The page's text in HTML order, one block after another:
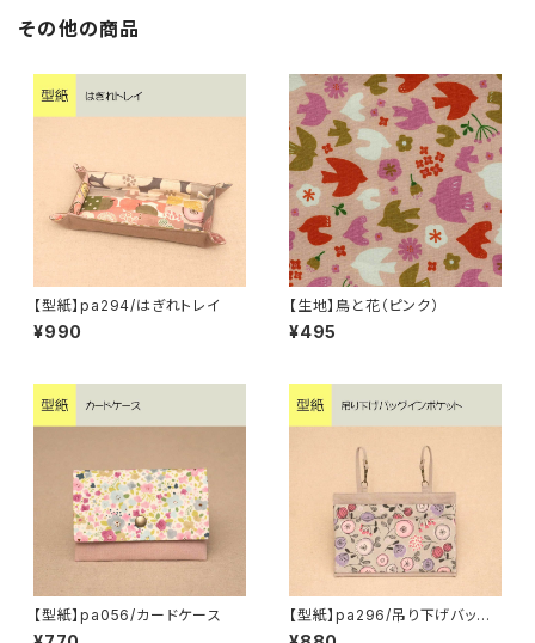
その他の商品
【型紙】pa294/はぎれトレイ
¥990
【生地】鳥と花（ピンク）
¥495
【型紙】pa056/カードケース
【型紙】pa296/吊り下げバッグ
インポケット